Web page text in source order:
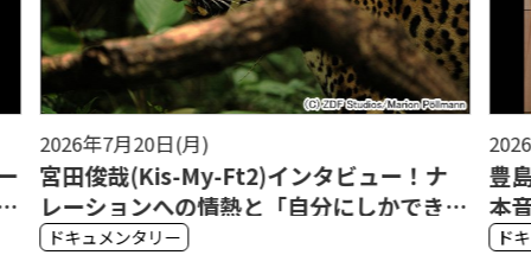
2026年7月10日(金)
豊島将之九段＆錦鯉が子どもたちの悩みに
本音で答える――将棋で学ぶ「緊張」と「ミ
ス」を味方につける方法
ドキュメンタリー
モ
ナ
キ
ド